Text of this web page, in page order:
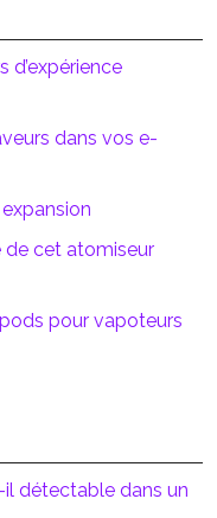
d’expérience
dans vos e-
de cet atomiseur
pour vapoteurs
détectable dans un